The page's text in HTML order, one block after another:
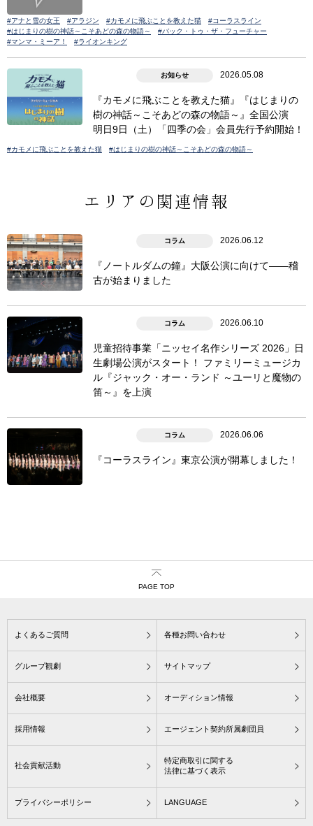
#アナと雪の女王 #アラジン #カモメに飛ぶことを教えた猫
#コーラスライン
#はじまりの樹の神話～こそあどの森の物語～
#バック・トゥ・ザ・フューチャー
#マンマ・ミーア！
#ライオンキング
お知らせ 2026.05.08
『カモメに飛ぶことを教えた猫』『はじまりの
樹の神話～こそあどの森の物語～』全国公演
明日9日（土）「四季の会」会員先行予約開始！
#カモメに飛ぶことを教えた猫 #はじまりの樹の神話～こそあどの森の物語～
エリアの関連情報
コラム 2026.06.12
『ノートルダムの鐘』大阪公演に向けて――稽
古が始まりました
コラム 2026.06.10
児童招待事業「ニッセイ名作シリーズ 2026」日
生劇場公演がスタート！ ファミリーミュージカ
ル『ジャック・オー・ランド ～ユーリと魔物の
笛～』を上演
コラム 2026.06.06
『コーラスライン』東京公演が開幕しました！
PAGE TOP
よくあるご質問 各種お問い合わせ
グループ観劇 サイトマップ
会社概要 オーディション情報
採用情報 エージェント契約所属劇団員
社会貢献活動
特定商取引に関する
法律に基づく表示
プライバシーポリシー LANGUAGE